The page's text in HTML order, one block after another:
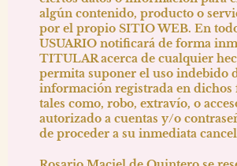
algún contenido, producto o
por el propio SITIO WEB. En
USUARIO notificará de forma
TITULAR acerca de cualquier
permita suponer el uso indebido
información registrada en
tales como, robo, extravío, o
autorizado a cuentas y/o
de proceder a su inmediata